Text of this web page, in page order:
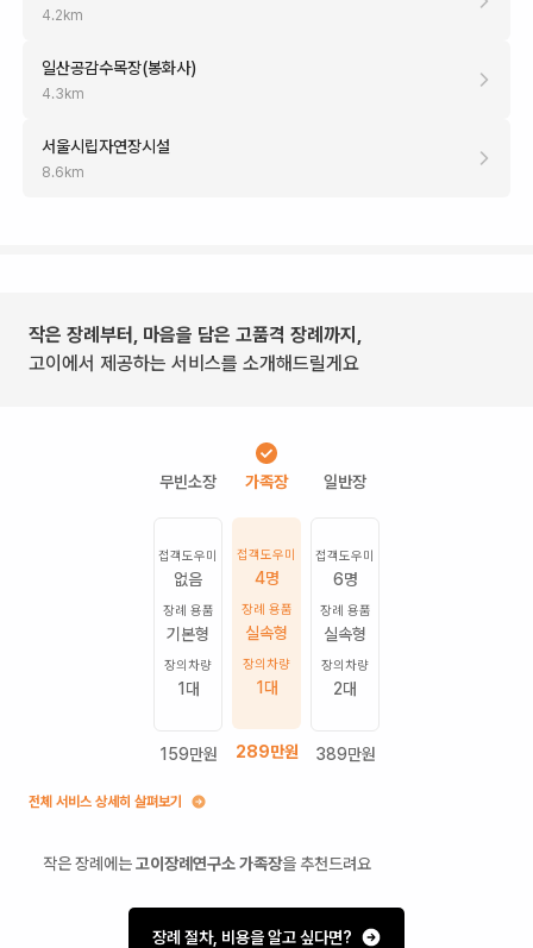
4.2 km
일산공감수목장(봉화사)
4.3 km
서울시립자연장시설
8.6 km
작은 장례부터, 마음을 담은 고품격 장례까지,
고이에서 제공하는 서비스를 소개해드릴게요
접객도우미
없음
장례 용품
기본형
장의차량
1 대
159만원
접객도우미
4명
장례 용품
실속형
장의차량
1 대
289만원
접객도우미
6명
장례 용품
실속형
장의차량
2대
389만원
전체 서비스 상세히 살펴보기
작은 장례에는고이장례연구소 가족장을 추천드려요
장례 절차, 비용을 알고 싶다면?